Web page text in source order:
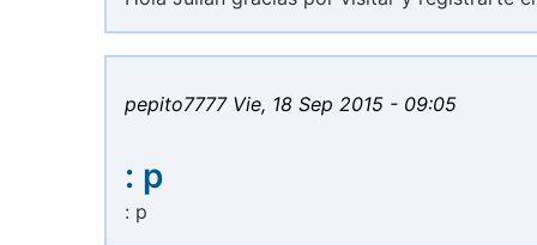
pepito7777 Vie, 18 Sep 2015 - 09:05
: p
: p